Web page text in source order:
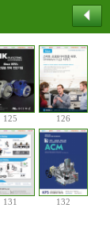
125 126
131 132